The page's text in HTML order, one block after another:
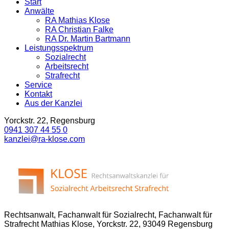
Start
Anwälte
RA Mathias Klose
RA Christian Falke
RA Dr. Martin Bartmann
Leistungsspektrum
Sozialrecht
Arbeitsrecht
Strafrecht
Service
Kontakt
Aus der Kanzlei
Yorckstr. 22, Regensburg
0941 307 44 55 0
kanzlei@ra-klose.com
Rechtsanwalt, Fachanwalt für Sozialrecht, Fachanwalt für
Strafrecht Mathias Klose, Yorckstr. 22, 93049 Regensburg